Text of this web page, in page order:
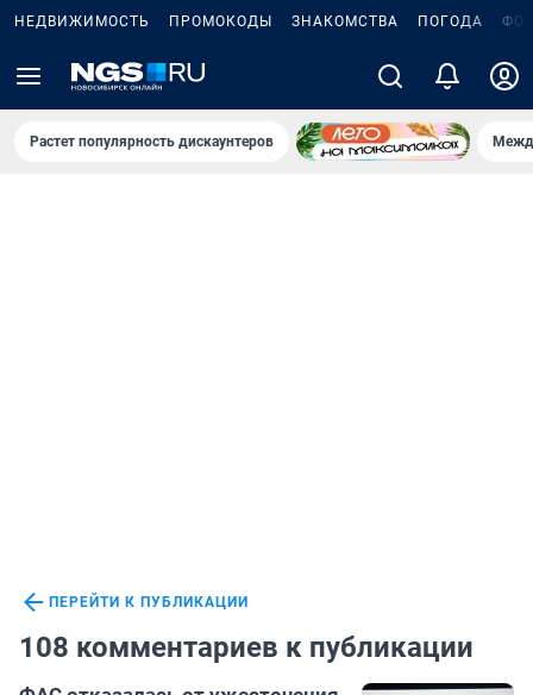
НЕДВИЖИМОСТЬ ПРОМОКОДЫ ЗНАКОМСТВА ПОГОДА
Растет популярность дискаунтеров
ПЕРЕЙТИ К ПУБЛИКАЦИИ
108 комментариев к публикации